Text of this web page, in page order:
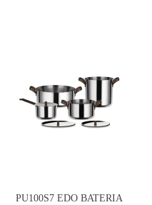
PU100S7 EDO BATERIA